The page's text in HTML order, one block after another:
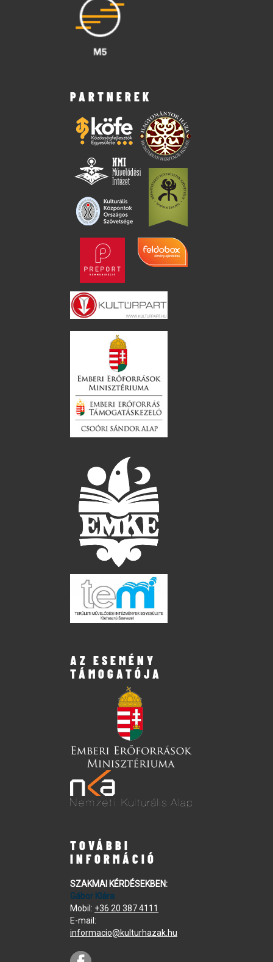
PARTNEREK
AZ ESEMÉNY
TÁMOGATÓJA
TOVÁBBI
INFORMÁCIÓ
SZAKMAI KÉRDÉSEKBEN:
Gábor Klára
Mobil: +36 20 387 4111
E-mail:
informacio@kulturhazak.hu